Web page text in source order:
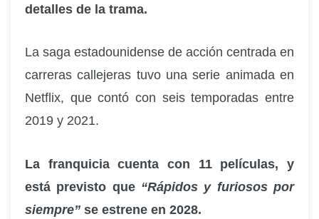
detalles de la trama.
La saga estadounidense de acción centrada en
carreras callejeras tuvo una serie animada en
Netflix, que contó con seis temporadas entre
2019 y 2021.
La franquicia cuenta con 11 películas, y
está previsto que “Rápidos y furiosos por
siempre” se estrene en 2028.